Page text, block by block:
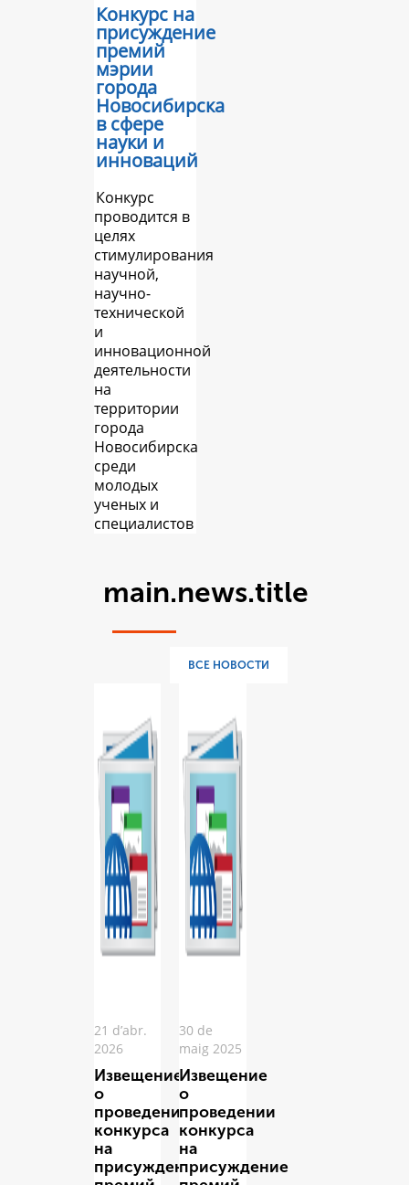
Конкурс на
присуждение
премий
мэрии
города
Новосибирска
в сфере
науки и
инноваций
Конкурс
проводится в
целях
стимулирования
научной,
научно-
технической
и
инновационной
деятельности
на
территории
города
Новосибирска
среди
молодых
ученых и
специалистов
main.news.title
ВСЕ НОВОСТИ
21 d’abr.
2026
Извещение
о
проведении
конкурса
на
присуждение
30 de
maig 2025
Извещение
о
проведении
конкурса
на
присуждение